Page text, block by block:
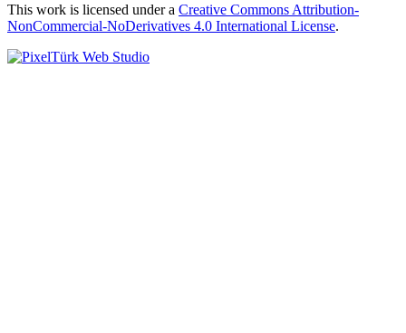
This work is licensed under a Creative Commons Attribution-
NonCommercial-NoDerivatives 4.0 International License.